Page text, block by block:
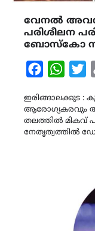
വേനൽ
പരിശീലന
ബോസ്കോ
Facebook
ഇരിങ്ങാലക്കുട :
ആരോഗ്യകരവും
തലത്തിൽ മികവ്
നേതൃത്വത്തിൽ